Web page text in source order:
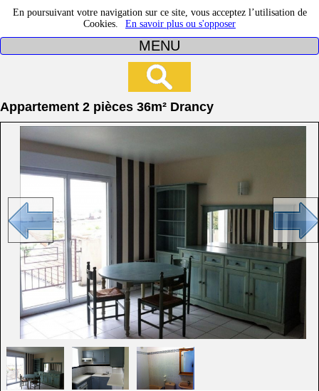
En poursuivant votre navigation sur ce site, vous acceptez l’utilisation de
Cookies.
En savoir plus ou s'opposer
MENU
Appartement 2 pièces 36m² Drancy